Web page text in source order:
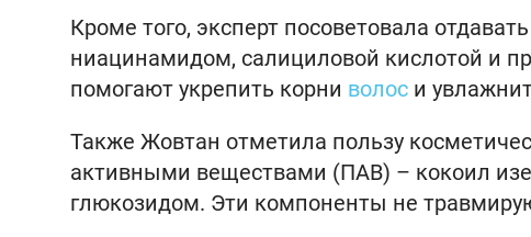
Кроме того, эксперт посоветовала
ниацинамидом, салициловой кислотой и
помогают укрепить корни волос и
Также Жовтан отметила пользу
активными веществами (ПАВ) – кокоил
глюкозидом. Эти компоненты не